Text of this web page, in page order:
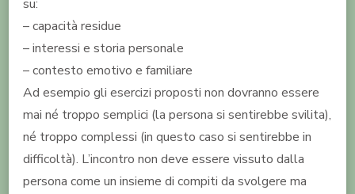
su:
– capacità residue
– interessi e storia personale
– contesto emotivo e familiare
Ad esempio gli esercizi proposti non dovranno essere
mai né troppo semplici (la persona si sentirebbe svilita),
né troppo complessi (in questo caso si sentirebbe in
difficoltà). L’incontro non deve essere vissuto dalla
persona come un insieme di compiti da svolgere ma